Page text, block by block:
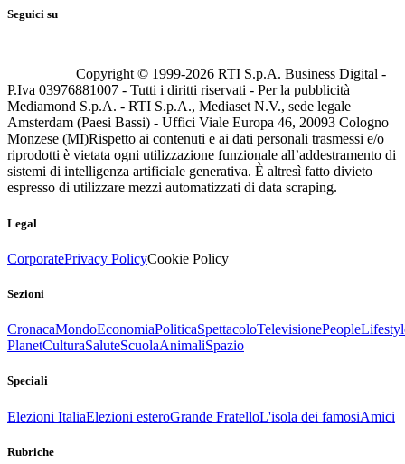
Seguici su
Copyright © 1999-2026 RTI S.p.A. Business Digital -
P.Iva 03976881007 - Tutti i diritti riservati - Per la pubblicità
Mediamond S.p.A. - RTI S.p.A., Mediaset N.V., sede legale
Amsterdam (Paesi Bassi) - Uffici Viale Europa 46, 20093 Cologno
Monzese (MI)Rispetto ai contenuti e ai dati personali trasmessi e/o
riprodotti è vietata ogni utilizzazione funzionale all’addestramento di
sistemi di intelligenza artificiale generativa. È altresì fatto divieto
espresso di utilizzare mezzi automatizzati di data scraping.
Legal
CorporatePrivacy PolicyCookie Policy
Sezioni
CronacaMondoEconomiaPoliticaSpettacoloTelevisionePeople
PlanetCulturaSaluteScuolaAnimaliSpazio
Speciali
Elezioni ItaliaElezioni esteroGrande FratelloL'isola dei famosiAmici
Rubriche